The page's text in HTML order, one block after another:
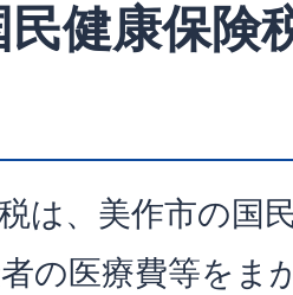
民健康保険
は、美作市の国
の医療費等をま